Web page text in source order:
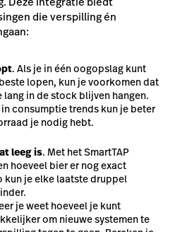
die verspilling én
. Als je in één oogopslag kunt
lopen, kun je voorkomen dat
in de stock blijven hangen.
consumptie trends kun je beter
je nodig hebt.
leeg is. Met het SmartTAP
hoeveel bier er nog exact
kun je elke laatste druppel
je weet hoeveel je kunt
om nieuwe systemen te